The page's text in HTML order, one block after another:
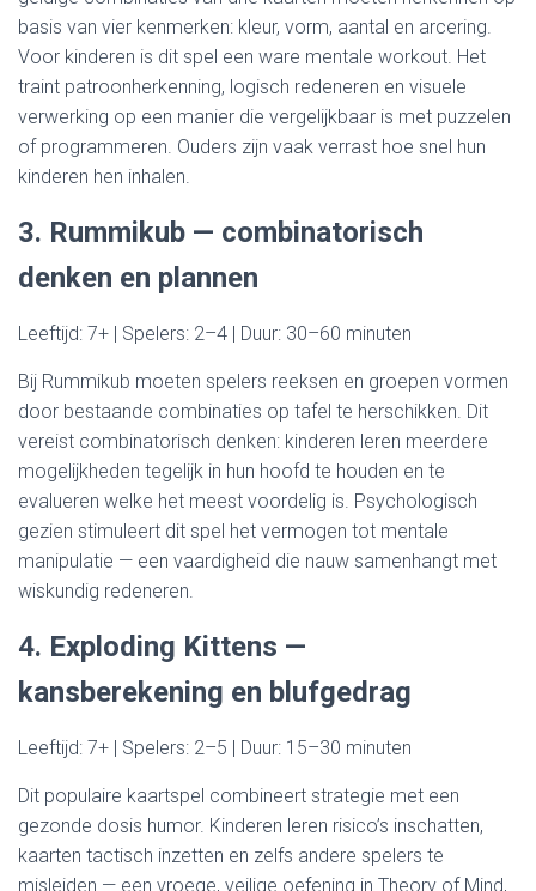
basis van vier kenmerken: kleur, vorm, aantal en arcering.
Voor kinderen is dit spel een ware mentale workout. Het
traint patroonherkenning, logisch redeneren en visuele
verwerking op een manier die vergelijkbaar is met puzzelen
of programmeren. Ouders zijn vaak verrast hoe snel hun
kinderen hen inhalen.
3. Rummikub — combinatorisch
denken en plannen
Leeftijd: 7+ | Spelers: 2–4 | Duur: 30–60 minuten
Bij Rummikub moeten spelers reeksen en groepen vormen
door bestaande combinaties op tafel te herschikken. Dit
vereist combinatorisch denken: kinderen leren meerdere
mogelijkheden tegelijk in hun hoofd te houden en te
evalueren welke het meest voordelig is. Psychologisch
gezien stimuleert dit spel het vermogen tot mentale
manipulatie — een vaardigheid die nauw samenhangt met
wiskundig redeneren.
4. Exploding Kittens —
kansberekening en blufgedrag
Leeftijd: 7+ | Spelers: 2–5 | Duur: 15–30 minuten
Dit populaire kaartspel combineert strategie met een
gezonde dosis humor. Kinderen leren risico’s inschatten,
kaarten tactisch inzetten en zelfs andere spelers te
misleiden — een vroege, veilige oefening in Theory of Mind,